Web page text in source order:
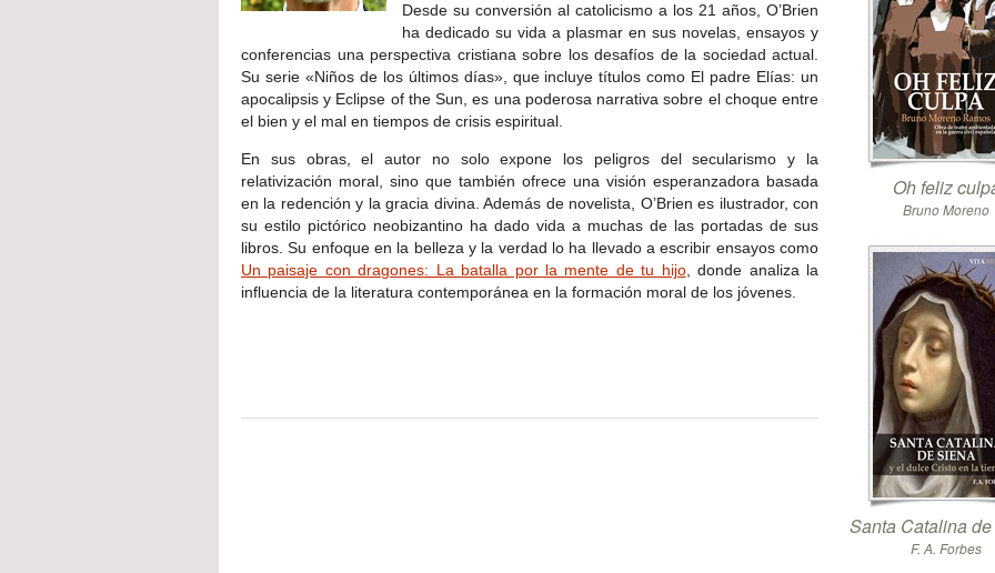
Desde su conversión al catolicismo a los 21 años, O’Brien
ha dedicado su vida a plasmar en sus novelas, ensayos y
conferencias una perspectiva cristiana sobre los desafíos de la sociedad actual.
Su serie «Niños de los últimos días», que incluye títulos como El padre Elías: un
apocalipsis y Eclipse of the Sun, es una poderosa narrativa sobre el choque entre
el bien y el mal en tiempos de crisis espiritual.
En sus obras, el autor no solo expone los peligros del secularismo y la
relativización moral, sino que también ofrece una visión esperanzadora basada
en la redención y la gracia divina. Además de novelista, O’Brien es ilustrador, con
su estilo pictórico neobizantino ha dado vida a muchas de las portadas de sus
libros. Su enfoque en la belleza y la verdad lo ha llevado a escribir ensayos como
Un paisaje con dragones: La batalla por la mente de tu hijo, donde analiza la
influencia de la literatura contemporánea en la formación moral de los jóvenes.
Oh feliz
Bruno Moreno
Santa Catalina
F. A. Forbes